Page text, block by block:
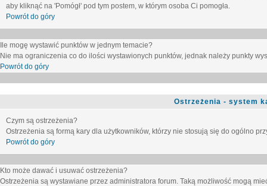
aby kliknąć na 'Pomógł' pod tym postem, w którym osoba Ci pomogła.
Powrót do góry
Ile mogę wystawić punktów w jednym temacie?
Nie ma ograniczenia co do ilości wystawionych punktów, jednak należy punkty
Powrót do góry
Ostrzeżenia - system
Czym są ostrzeżenia?
Ostrzeżenia są formą kary dla użytkowników, którzy nie stosują się do ogólno
Powrót do góry
Kto może dawać i usuwać ostrzeżenia?
Ostrzeżenia są wystawiane przez administratora forum. Taką możliwość mogą